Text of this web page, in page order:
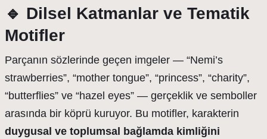
🔹 Dilsel Katmanlar ve Tematik
Motifler
Parçanın sözlerinde geçen imgeler — “Nemi’s
strawberries”, “mother tongue”, “princess”, “charity”,
“butterflies” ve “hazel eyes” — gerçeklik ve semboller
arasında bir köprü kuruyor. Bu motifler, karakterin
duygusal ve toplumsal bağlamda kimliğini